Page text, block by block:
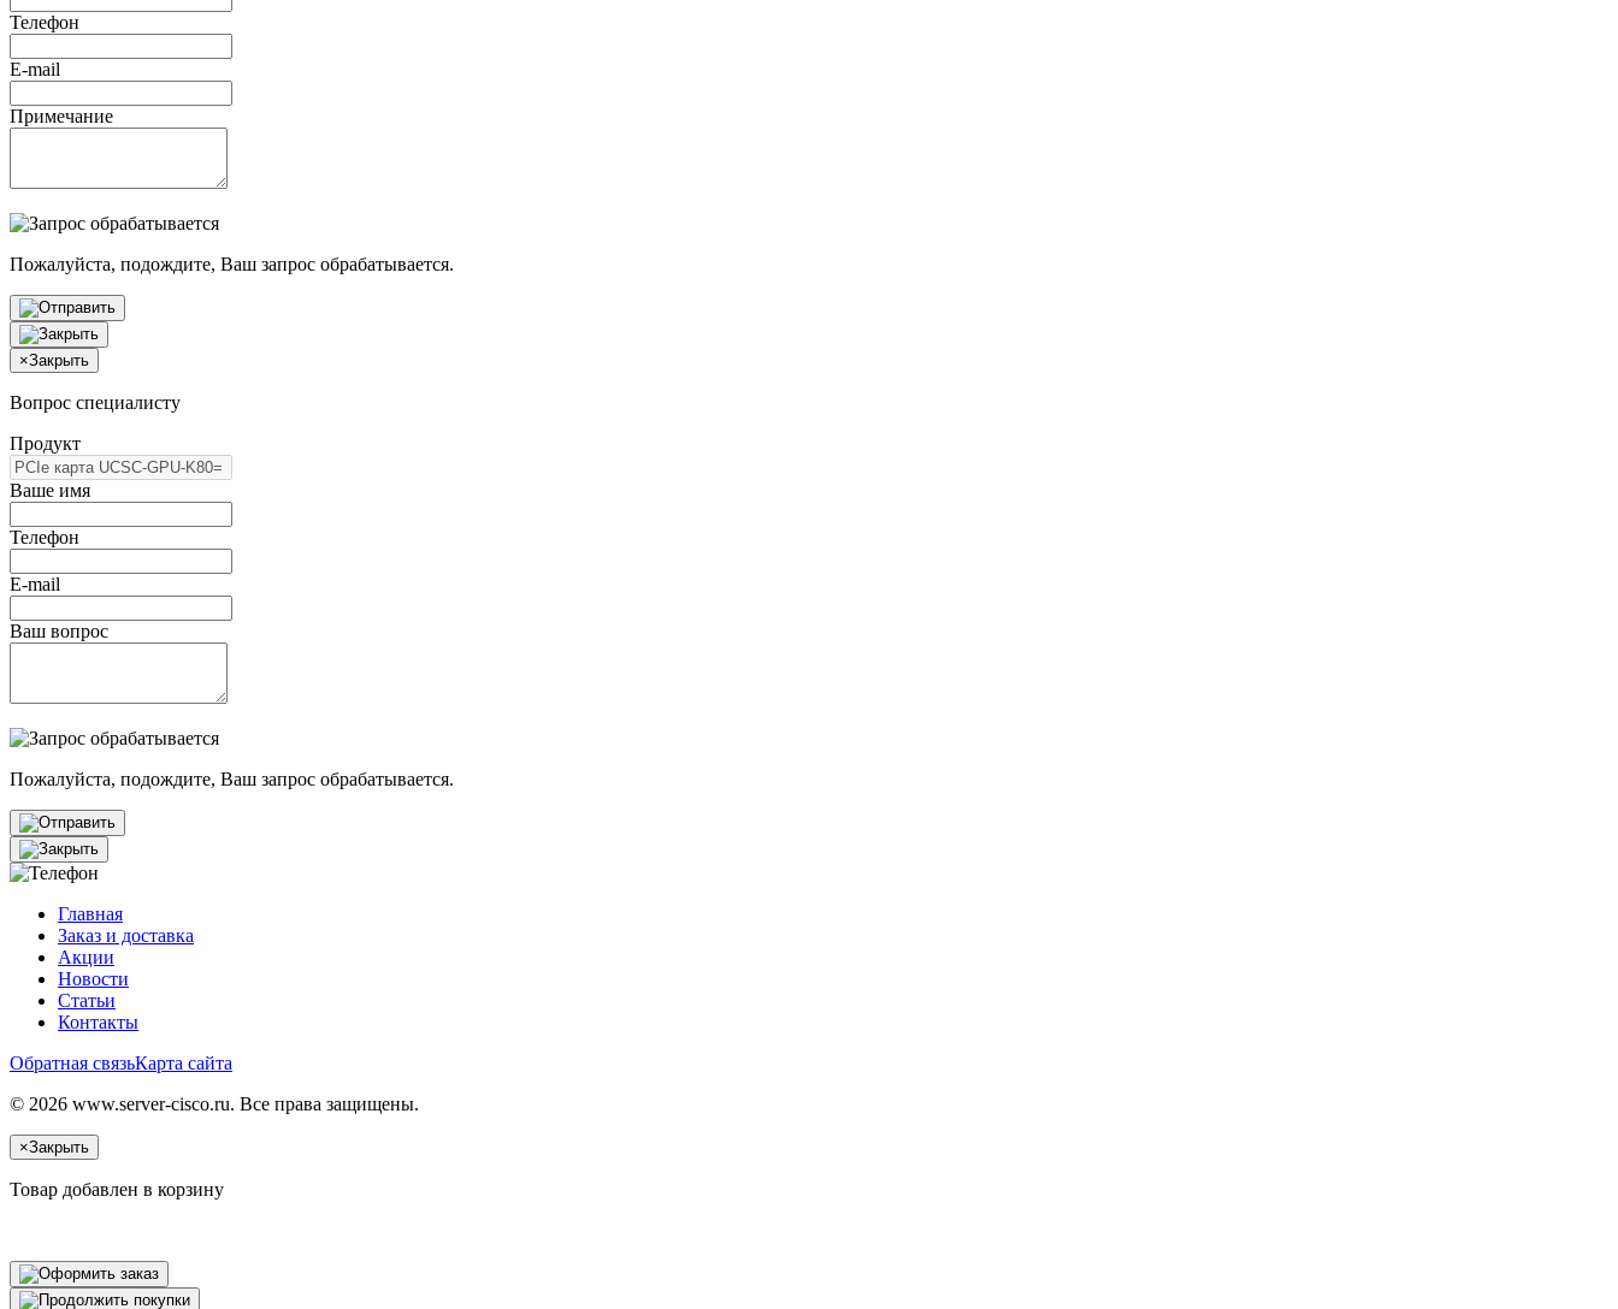
Телефон
E-mail
Примечание
Пожалуйста, подождите, Ваш запрос обрабатывается.
×Закрыть
Вопрос специалисту
Продукт
Ваше имя
Телефон
E-mail
Ваш вопрос
Пожалуйста, подождите, Ваш запрос обрабатывается.
Главная
Заказ и доставка
Акции
Новости
Статьи
Контакты
Обратная связьКарта сайта
© 2026 www.server-cisco.ru. Все права защищены.
×Закрыть
Товар добавлен в корзину